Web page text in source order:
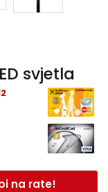
svjetla
na rate!